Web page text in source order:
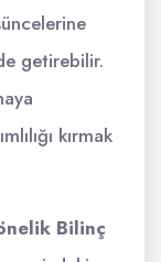
getirebilir.
kırmak
Bilinç